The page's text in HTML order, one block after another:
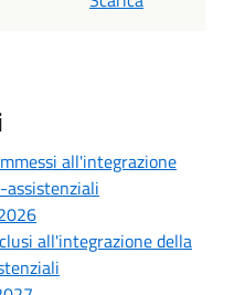
all'integrazione
all'integrazione della